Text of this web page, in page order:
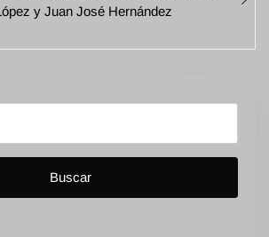
y Juan José Hernández